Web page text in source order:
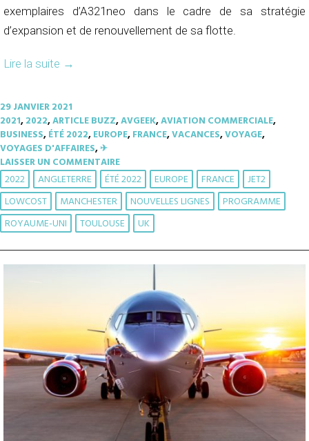
exemplaires d’A321neo dans le cadre de sa stratégie
d’expansion et de renouvellement de sa flotte.
Lire la suite →
29 JANVIER 2021
2021,2022,ARTICLE BUZZ,AVGEEK,AVIATION COMMERCIALE,
BUSINESS,ÉTÉ 2022,EUROPE,FRANCE,VACANCES,VOYAGE,
VOYAGES D'AFFAIRES,✈︎
LAISSER UN COMMENTAIRE
2022 ANGLETERRE ÉTÉ 2022 EUROPE FRANCE
JET2
LOWCOST
MANCHESTER NOUVELLES LIGNES
PROGRAMME
ROYAUME-UNI
TOULOUSE UK